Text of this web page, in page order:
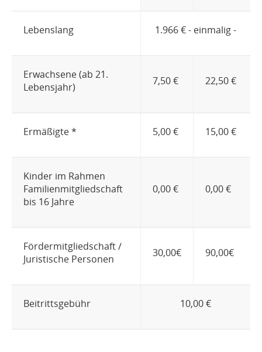
Lebenslang 1.966 € - einmalig -
Erwachsene (ab 21.
Lebensjahr)
7,50 € 22,50 €
Ermäßigte * 5,00 € 15,00 €
Kinder im Rahmen
Familienmitgliedschaft
bis 16 Jahre
0,00 € 0,00 €
Fördermitgliedschaft /
Juristische Personen
30,00€ 90,00€
Beitrittsgebühr 10,00 €